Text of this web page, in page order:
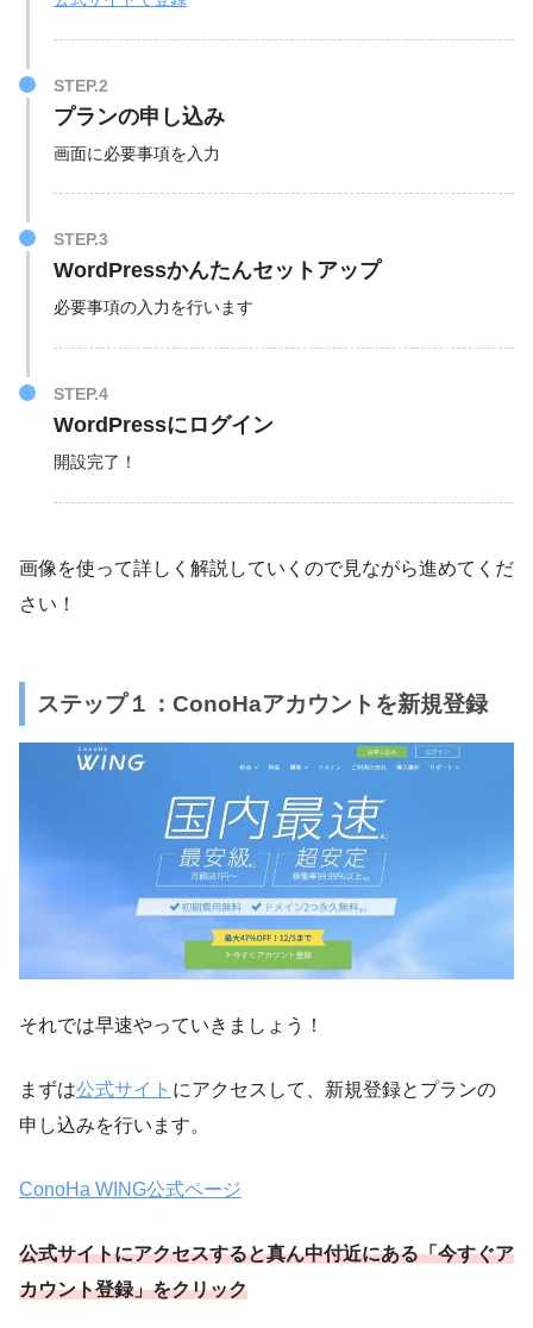
STEP.2
プランの申し込み
画面に必要事項を入力
STEP.3
WordPressかんたんセットアップ
必要事項の入力を行います
STEP.4
WordPressにログイン
開設完了！
画像を使って詳しく解説していくので見ながら進めてくだ
さい！
ステップ１：ConoHaアカウントを新規登録
それでは早速やっていきましょう！
まずは公式サイト にアクセスして、新規登録とプランの
申し込みを行います。
ConoHa WING公式ページ
公式サイトにアクセスすると真ん中付近にある「今すぐア
カウント登録」をクリック